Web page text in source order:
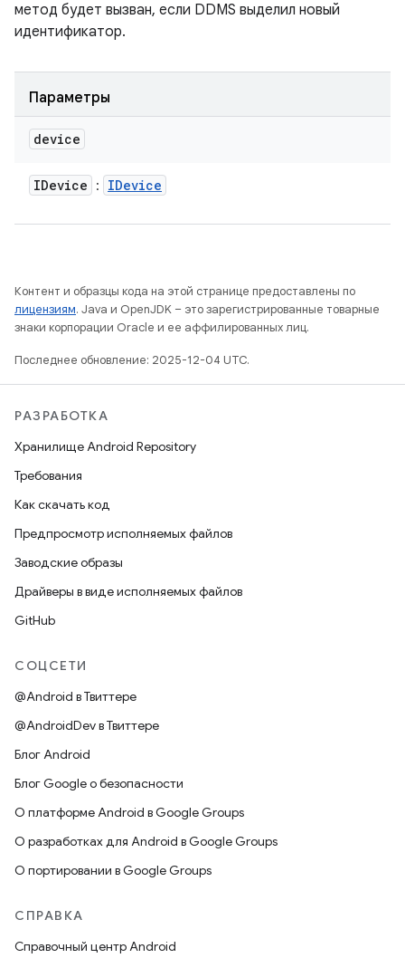
метод будет вызван, если DDMS выделил новый
идентификатор.
Параметры
device
IDevice : IDevice
Контент и образцы кода на этой странице предоставлены по
лицензиям. Java и OpenJDK – это зарегистрированные товарные
знаки корпорации Oracle и ее аффилированных лиц.
Последнее обновление: 2025-12-04 UTC.
РАЗРАБОТКА
Хранилище Android Repository
Требования
Как скачать код
Предпросмотр исполняемых файлов
Заводские образы
Драйверы в виде исполняемых файлов
GitHub
СОЦСЕТИ
@Android в Твиттере
@AndroidDev в Твиттере
Блог Android
Блог Google о безопасности
О платформе Android в Google Groups
О разработках для Android в Google Groups
О портировании в Google Groups
СПРАВКА
Справочный центр Android